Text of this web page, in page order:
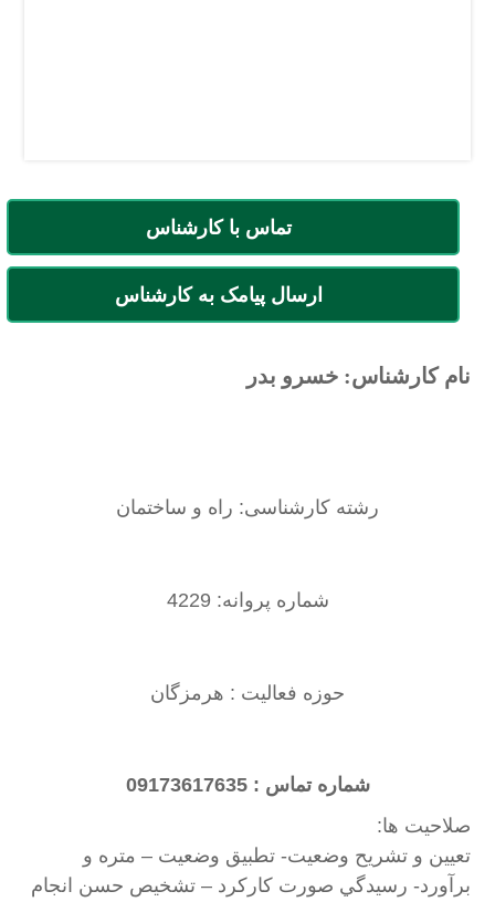
تماس با کارشناس
ارسال پیامک به کارشناس
نام کارشناس: خسرو بدر
رشته کارشناسی: راه و ساختمان
شماره پروانه: 4229
حوزه فعالیت : هرمزگان
شماره تماس : 09173617635
صلاحیت ها:
تعيين و تشريح وضعيت- تطبيق وضعيت – متره و
برآورد- رسيدگي صورت كاركرد – تشخيص حسن انجام